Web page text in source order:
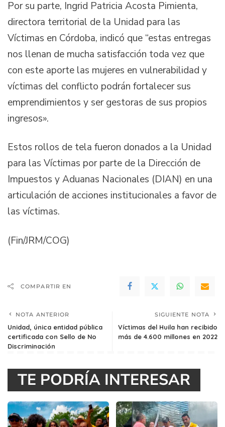
Por su parte, Ingrid Patricia Acosta Pimienta,
directora territorial de la Unidad para las
Víctimas en Córdoba, indicó que “estas entregas
nos llenan de mucha satisfacción toda vez que
con este aporte las mujeres en vulnerabilidad y
víctimas del conflicto podrán fortalecer sus
emprendimientos y ser gestoras de sus propios
ingresos».
Estos rollos de tela fueron donados a la Unidad
para las Víctimas por parte de la Dirección de
Impuestos y Aduanas Nacionales (DIAN) en una
articulación de acciones institucionales a favor de
las víctimas.
(Fin/JRM/COG)
COMPARTIR EN
NOTA ANTERIOR
Unidad, única entidad pública
certificada con Sello de No
Discriminación
SIGUIENTE NOTA
Víctimas del Huila han recibido
más de 4.600 millones en 2022
TE PODRÍA INTERESAR